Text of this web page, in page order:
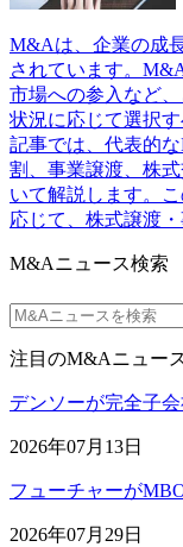
M&Aは、企業の成
されています。
市場への参入など
状況に応じて選択
記事では、代表的
割、事業譲渡、株
いて解説します。
応じて、株式譲渡
M&Aニュース検索
注目のM&Aニュー
デンソーが完全子
2026年07月13日
フューチャーが
2026年07月29日